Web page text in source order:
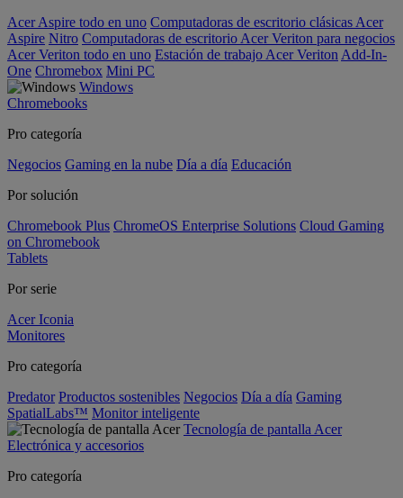
Acer Aspire todo en uno Computadoras de escritorio clásicas Acer
Aspire Nitro Computadoras de escritorio Acer Veriton para negocios
Acer Veriton todo en uno Estación de trabajo Acer Veriton Add-In-
One Chromebox Mini PC
Windows
Chromebooks
Pro categoría
Negocios Gaming en la nube Día a día Educación
Por solución
Chromebook Plus ChromeOS Enterprise Solutions Cloud Gaming
on Chromebook
Tablets
Por serie
Acer Iconia
Monitores
Pro categoría
Predator Productos sostenibles Negocios Día a día Gaming
SpatialLabs™ Monitor inteligente
Tecnología de pantalla Acer
Electrónica y accesorios
Pro categoría